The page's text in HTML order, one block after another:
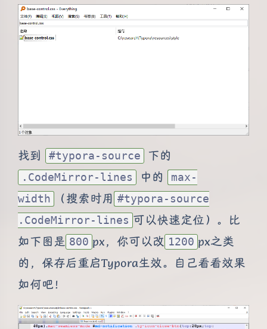
找到 #typora-source 下的
.CodeMirror-lines 中的
max-
width
（搜索时用 #typora-source
.CodeMirror-lines 可以快速定位）。比
如下图是 800 px，你可以改 1200 px之类
的，保存后重启Typora生效。自己看看效果
如何吧！